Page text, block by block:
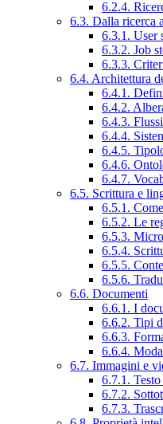
6.2.4.
6.3. Dalla ricerca
6.3.1. User
6.3.2. Job
6.3.3.
6.4. Architettura
6.4.1.
6.4.2.
6.4.3.
6.4.4.
6.4.5.
6.4.6.
6.4.7.
6.5. Scrittura e
6.5.1.
6.5.2. Le
6.5.3.
6.5.4.
6.5.5.
6.5.6.
6.6. Documenti
6.6.1. I
6.6.2. Tipi
6.6.3.
6.6.4.
6.7. Immagini e
6.7.1.
6.7.2.
6.7.3.